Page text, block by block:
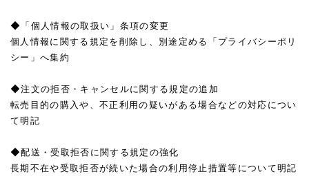
◆「個人情報の取扱い」条項の変更
個人情報に関する規定を削除し、別途定める「プライバシーポリ
シー」へ集約
◆注文の拒否・キャンセルに関する規定の追加
転売目的の購入や、不正利用の疑いがある場合などの対応につい
て明記
◆配送・受取拒否に関する規定の強化
長期不在や受取拒否が続いた場合の利用停止措置等について明記